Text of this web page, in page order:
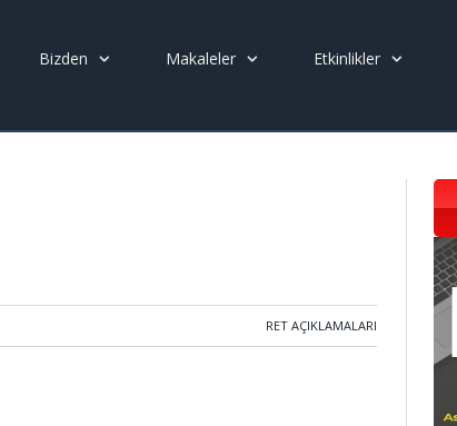
Bizden Makaleler Etkinlikler
RET AÇIKLAMALARI